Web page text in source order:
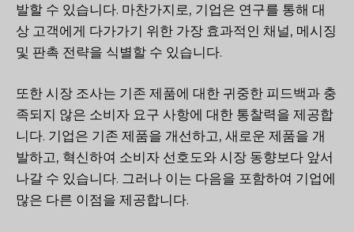
발할 수 있습니다. 마찬가지로, 기업은 연구를 통해 대
상 고객에게 다가가기 위한 가장 효과적인 채널, 메시징
및 판촉 전략을 식별할 수 있습니다.
또한 시장 조사는 기존 제품에 대한 귀중한 피드백과 충
족되지 않은 소비자 요구 사항에 대한 통찰력을 제공합
니다. 기업은 기존 제품을 개선하고, 새로운 제품을 개
발하고, 혁신하여 소비자 선호도와 시장 동향보다 앞서
나갈 수 있습니다. 그러나 이는 다음을 포함하여 기업에
많은 다른 이점을 제공합니다.